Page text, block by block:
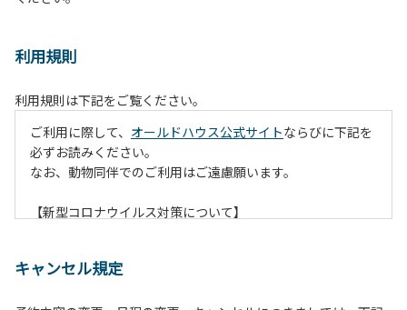
利用規則
利用規則は下記をご覧ください。
ご利用に際して、 オールドハウス公式サイトならびに下記を
必ずお読みください。
なお、動物同伴でのご利用はご遠慮願います。
【新型コロナウイルス対策について】
また、今後の状況次第で変わる場合がありますのでご了承く
キャンセル規定